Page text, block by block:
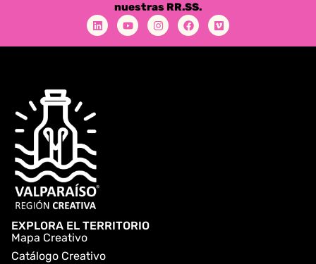
nuestras RR.SS.
EXPLORA EL TERRITORIO
Mapa Creativo
Catálogo Creativo